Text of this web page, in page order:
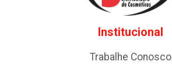
Institucional
Trabalhe Conosco